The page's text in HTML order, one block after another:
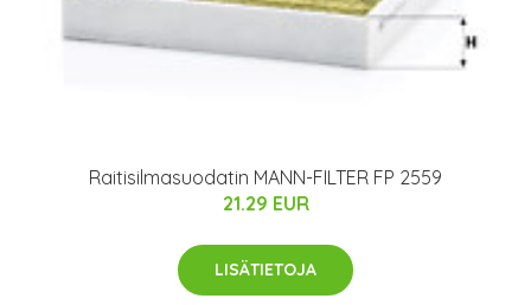
Raitisilmasuodatin MANN-FILTER FP 2559
21.29 EUR
LISÄTIETOJA